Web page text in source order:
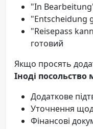
"In
"Entscheidung
"Reisepass
готовий
Якщо просять
Іноді
Додаткове
Уточнення
Фінансові